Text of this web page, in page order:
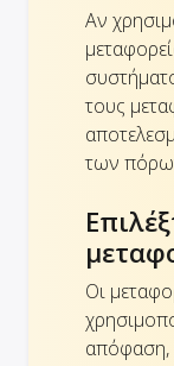
Αν
τους
των
Οι
απόφαση,